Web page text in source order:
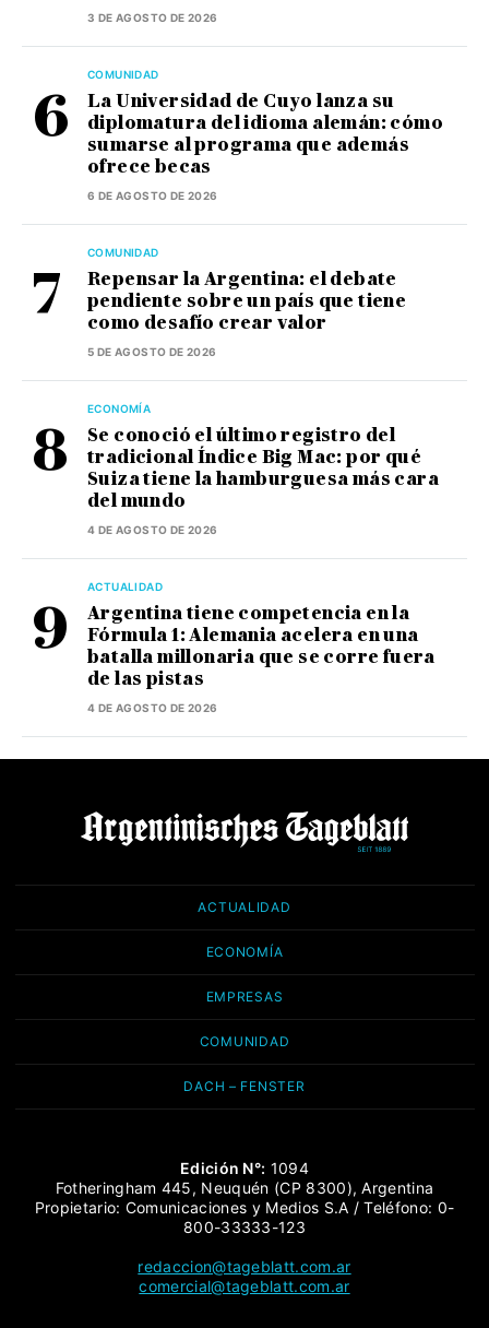
3 DE AGOSTO DE 2026
COMUNIDAD
La Universidad de Cuyo lanza su
diplomatura del idioma alemán: cómo
sumarse al programa que además
ofrece becas
6 DE AGOSTO DE 2026
COMUNIDAD
Repensar la Argentina: el debate
pendiente sobre un país que tiene
como desafío crear valor
5 DE AGOSTO DE 2026
ECONOMÍA
Se conoció el último registro del
tradicional Índice Big Mac: por qué
Suiza tiene la hamburguesa más cara
del mundo
4 DE AGOSTO DE 2026
ACTUALIDAD
Argentina tiene competencia en la
Fórmula 1: Alemania acelera en una
batalla millonaria que se corre fuera
de las pistas
4 DE AGOSTO DE 2026
ACTUALIDAD
ECONOMÍA
EMPRESAS
COMUNIDAD
DACH – FENSTER
Edición N°: 1094
Fotheringham 445, Neuquén (CP 8300), Argentina
Propietario: Comunicaciones y Medios S.A / Teléfono: 0-
800-33333-123
redaccion@tageblatt.com.ar
comercial@tageblatt.com.ar